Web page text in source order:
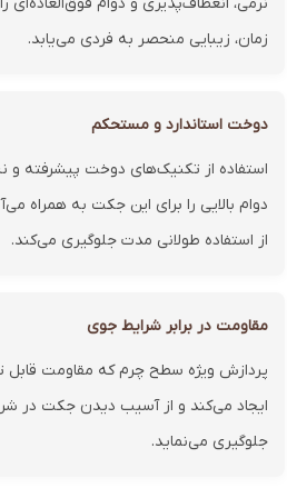
نرمی، انعطاف‌پذیری و دوام
زمان، زیبایی منحصر به فردی می‌یابد.
دوخت استاندارد و مستحکم
استفاده از تکنیک‌های دوخت پیشرفته و
دوام بالایی را برای این جکت به همراه
از استفاده طولانی مدت جلوگیری می‌کند.
مقاومت در برابر شرایط جوی
پردازش ویژه سطح چرم که مقاومت قابل
ایجاد می‌کند و از آسیب دیدن جکت در
جلوگیری می‌نماید.